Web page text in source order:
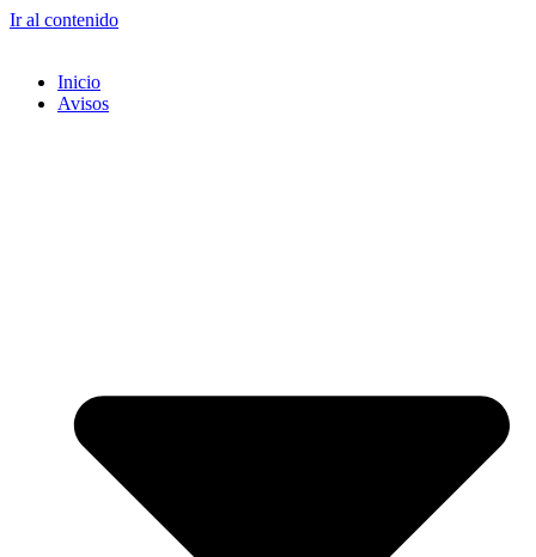
Ir al contenido
Inicio
Avisos